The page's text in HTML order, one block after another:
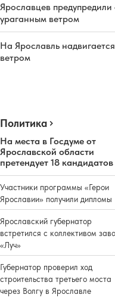
Ярославцев
ураганным ветром
На Ярославль
ветром
Политика
На места в Госдуме от
Ярославской области
претендует 18 кандидатов
Участники программы «Герои
Ярославии» получили дипломы
Ярославский губернатор
встретился с коллективом
«Луч»
Губернатор проверил ход
строительства третьего моста
через Волгу в Ярославле